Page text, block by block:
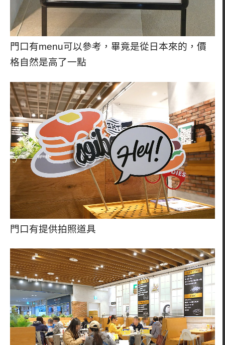
門口有menu可以參考，畢竟是從日本來的，價
格自然是高了一點
門口有提供拍照道具